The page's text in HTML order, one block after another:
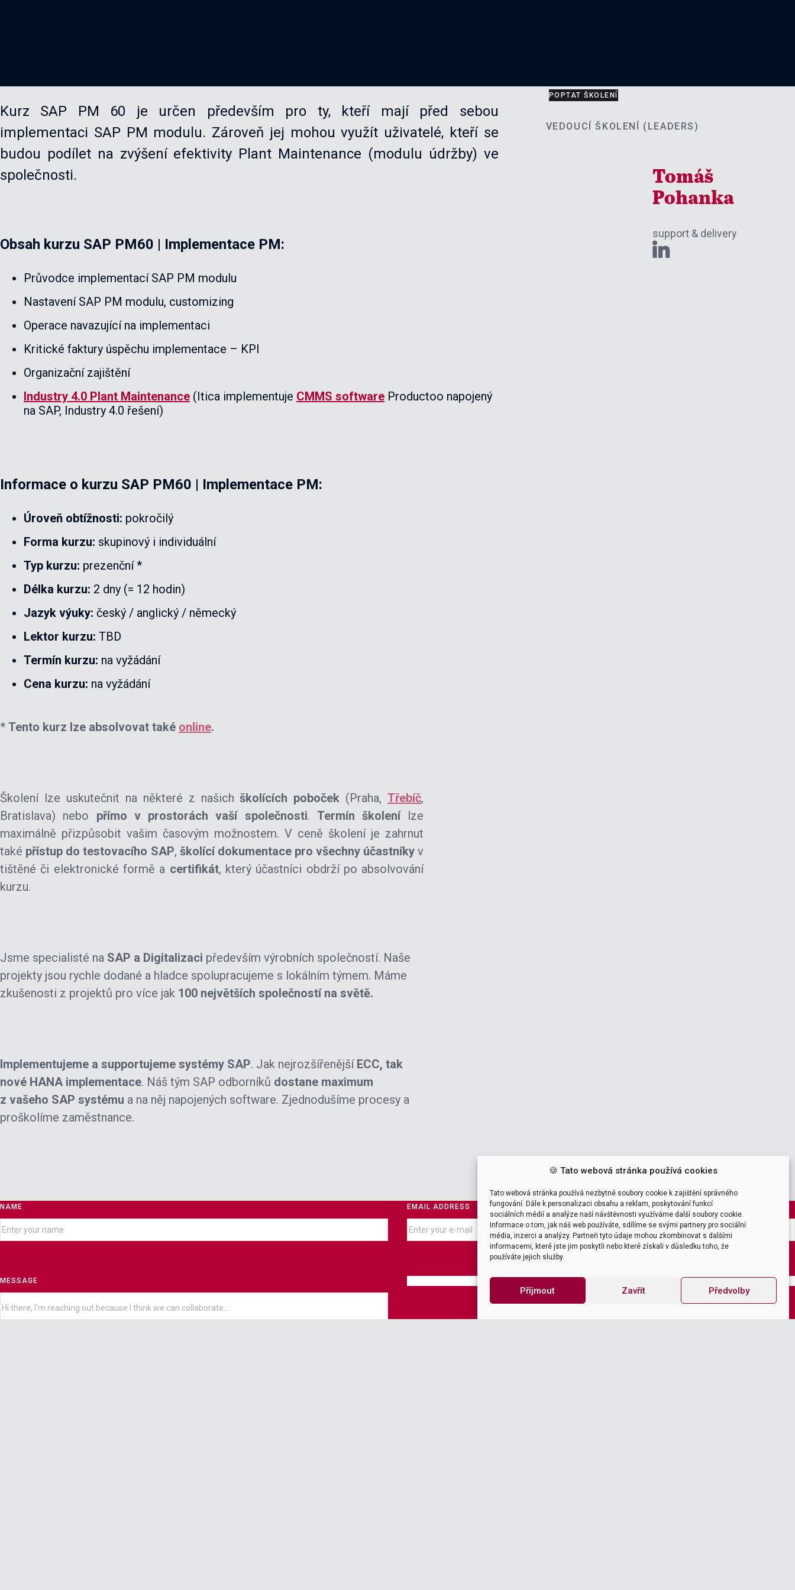
🍪 Tato webová stránka používá cookies
Tato webová stránka používá nezbytné soubory cookie k zajištění správného
fungování. Dále k personalizaci obsahu a reklam, poskytování funkcí
sociálních médií a analýze naší návštěvnosti využíváme další soubory cookie.
Informace o tom, jak náš web používáte, sdílíme se svými partnery pro sociální
média, inzerci a analýzy. Partneři tyto údaje mohou zkombinovat s dalšími
informacemi, které jste jim poskytli nebo které získali v důsledku toho, že
používáte jejich služby.
Příjmout Zavřít Předvolby
Kurz SAP PM 60 je určen především pro ty, kteří mají před sebou
implementaci SAP PM modulu. Zároveň jej mohou využít uživatelé, kteří se
budou podílet na zvýšení efektivity Plant Maintenance (modulu údržby) ve
společnosti.
Obsah kurzu SAP PM60 | Implementace PM:
Průvodce implementací SAP PM modulu
Nastavení SAP PM modulu, customizing
Operace navazující na implementaci
Kritické faktury úspěchu implementace – KPI
Organizační zajištění
Industry 4.0 Plant Maintenance (Itica implementuje CMMS software Productoo napojený
na SAP, Industry 4.0 řešení)
Informace o kurzu SAP PM60 | Implementace PM:
Úroveň obtížnosti: pokročilý
Forma kurzu: skupinový i individuální
Typ kurzu: prezenční *
Délka kurzu: 2 dny (= 12 hodin)
Jazyk výuky: český / anglický / německý
Lektor kurzu: TBD
Termín kurzu: na vyžádání
Cena kurzu: na vyžádání
* Tento kurz lze absolvovat také online.
Školení lze uskutečnit na některé z našich školících poboček (Praha,Třebíč,
Bratislava) nebo přímo v prostorách vaší společnosti. Termín školenílze
maximálně přizpůsobit vašim časovým možnostem. V ceně školení je zahrnut
také přístup do testovacího SAP, školící dokumentace pro všechny účastníkyv
tištěné či elektronické formě a certifikát, který účastníci obdrží po absolvování
kurzu.
Jsme specialisté na SAP a Digitalizaci především výrobních společností. Naše
projekty jsou rychle dodané a hladce spolupracujeme s lokálním týmem. Máme
zkušenosti z projektů pro více jak 100 největších společností na světě.
Implementujeme a supportujeme systémy SAP. Jak nejrozšířenější ECC, tak
nové HANA implementace. Náš tým SAP odborníků dostane maximum
z vašeho SAP systému a na něj napojených software. Zjednodušíme procesy a
proškolíme zaměstnance.
POPTAT ŠKOLENÍ
VEDOUCÍ ŠKOLENÍ (LEADERS)
Tomáš
Pohanka
support & delivery

NAME EMAIL ADDRESS
MESSAGE SUBMIT